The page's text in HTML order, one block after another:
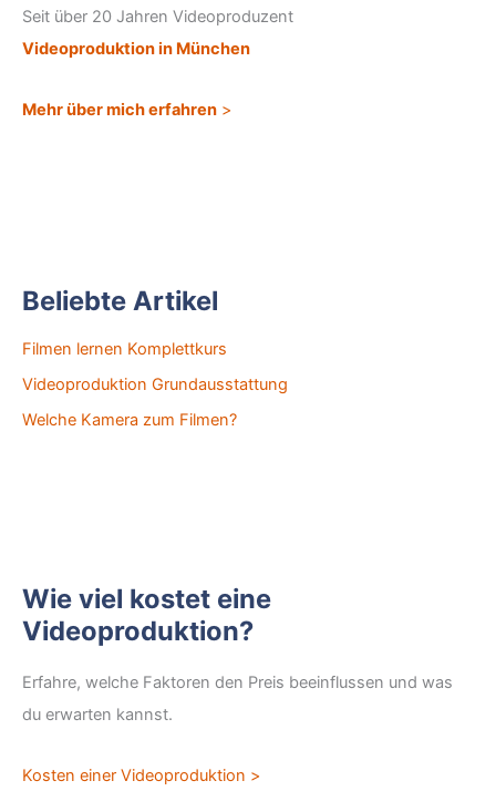
Seit über 20 Jahren Videoproduzent
Videoproduktion in München
Mehr über mich erfahren >
Beliebte Artikel
Filmen lernen Komplettkurs
Videoproduktion Grundausstattung
Welche Kamera zum Filmen?
Wie viel kostet eine
Videoproduktion?
Erfahre, welche Faktoren den Preis beeinflussen und was
du erwarten kannst.
Kosten einer Videoproduktion >